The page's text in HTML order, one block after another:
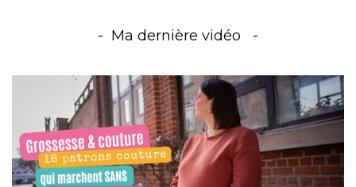
Ma dernière vidéo